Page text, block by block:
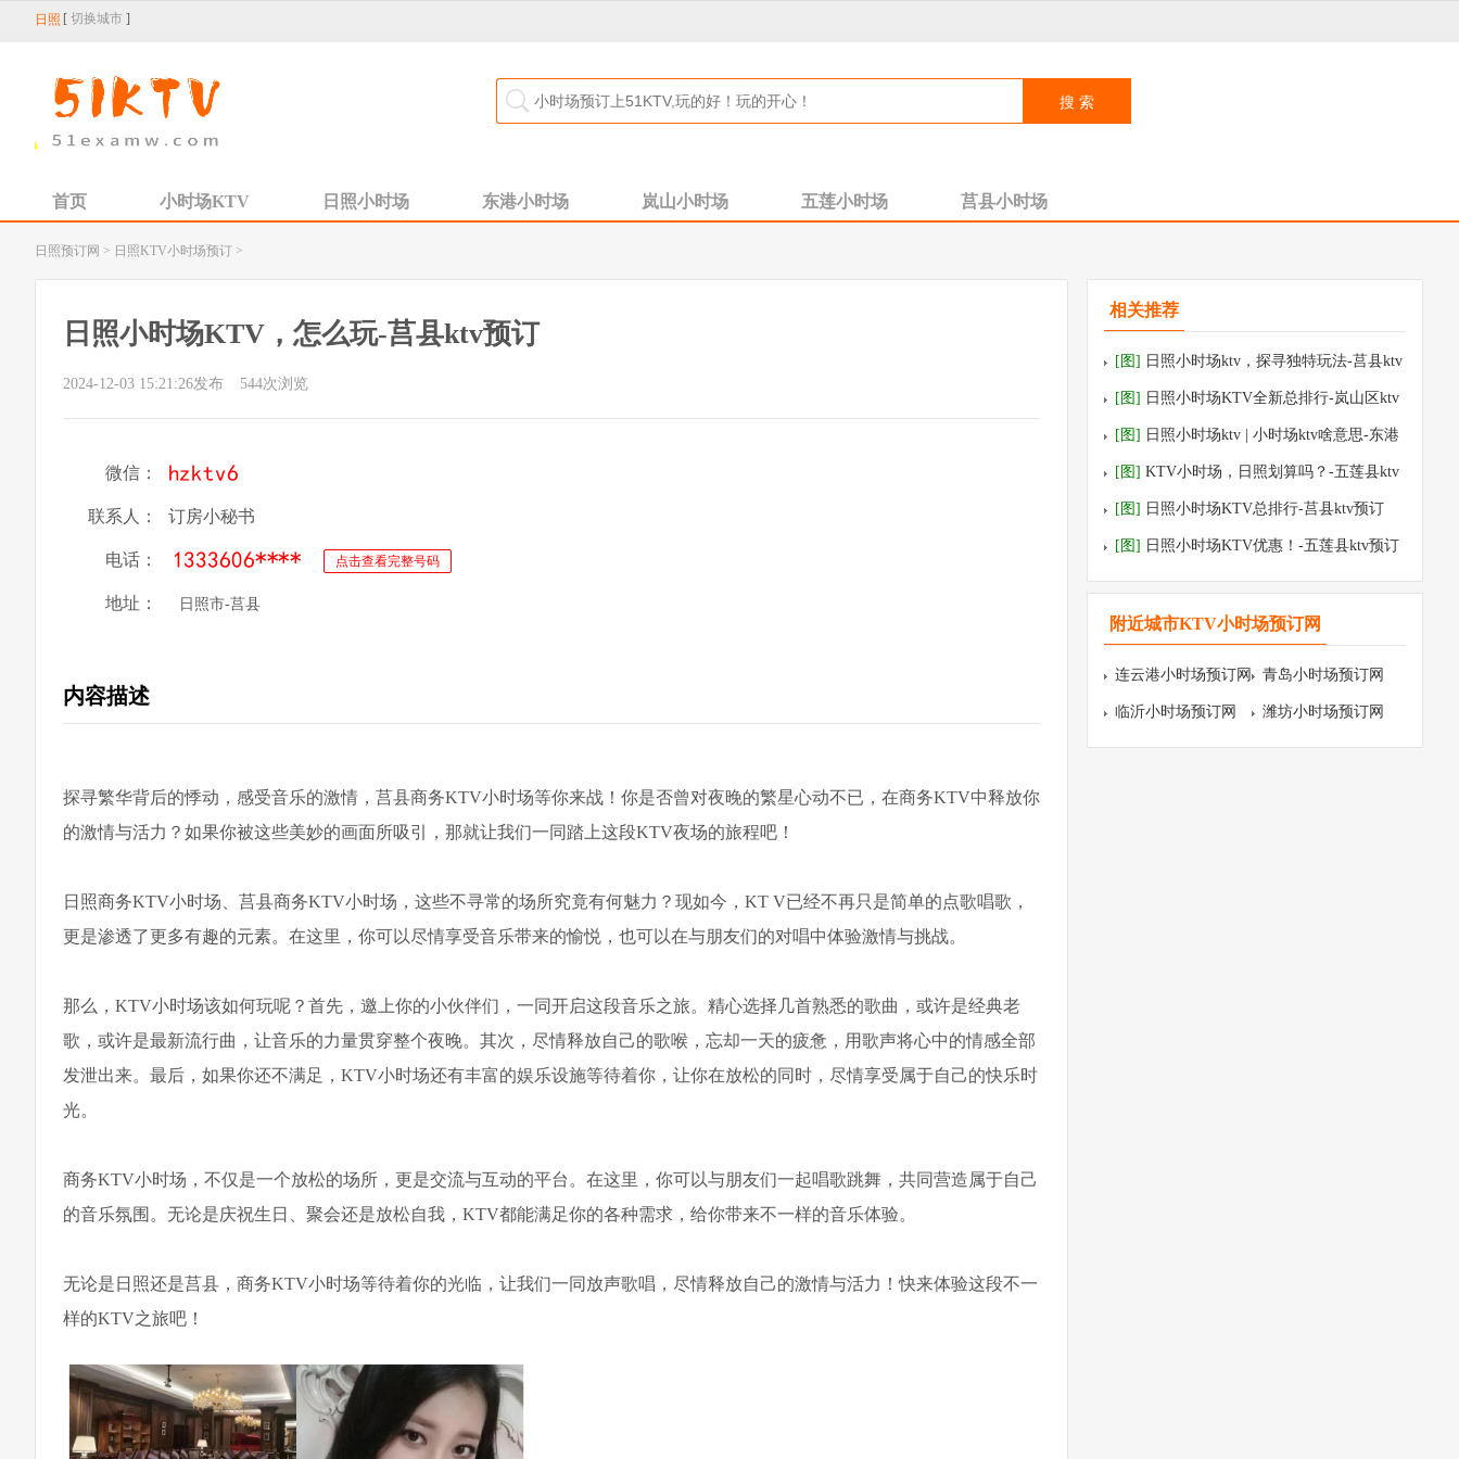
日照 [ 切换城市 ]
首页 小时场KTV 日照小时场 东港小时场 岚山小时场 五莲小时场 莒县小时场
日照预订网 > 日照KTV小时场预订 >
日照小时场KTV，怎么玩-莒县ktv预订
2024-12-03 15:21:26发布 544次浏览
微信：
联系人： 订房小秘书
电话： 点击查看完整号码
地址： 日照市-莒县
内容描述
探寻繁华背后的悸动，感受音乐的激情，莒县商务KTV小时场等你来战！你是否曾对夜晚的繁星心动不已，在商务KTV中释放你
的激情与活力？如果你被这些美妙的画面所吸引，那就让我们一同踏上这段KTV夜场的旅程吧！
日照商务KTV小时场、莒县商务KTV小时场，这些不寻常的场所究竟有何魅力？现如今，KT V已经不再只是简单的点歌唱歌，
更是渗透了更多有趣的元素。在这里，你可以尽情享受音乐带来的愉悦，也可以在与朋友们的对唱中体验激情与挑战。
那么，KTV小时场该如何玩呢？首先，邀上你的小伙伴们，一同开启这段音乐之旅。精心选择几首熟悉的歌曲，或许是经典老
歌，或许是最新流行曲，让音乐的力量贯穿整个夜晚。其次，尽情释放自己的歌喉，忘却一天的疲惫，用歌声将心中的情感全部
发泄出来。最后，如果你还不满足，KTV小时场还有丰富的娱乐设施等待着你，让你在放松的同时，尽情享受属于自己的快乐时
光。
商务KTV小时场，不仅是一个放松的场所，更是交流与互动的平台。在这里，你可以与朋友们一起唱歌跳舞，共同营造属于自己
的音乐氛围。无论是庆祝生日、聚会还是放松自我，KTV都能满足你的各种需求，给你带来不一样的音乐体验。
无论是日照还是莒县，商务KTV小时场等待着你的光临，让我们一同放声歌唱，尽情释放自己的激情与活力！快来体验这段不一
样的KTV之旅吧！
相关推荐
[图] 日照小时场ktv，探寻独特玩法-莒县ktv
预订
[图] 日照小时场KTV全新总排行-岚山区ktv
预订
[图] 日照小时场ktv | 小时场ktv啥意思-东港
区ktv预订
[图] KTV小时场，日照划算吗？-五莲县ktv
预订
[图] 日照小时场KTV总排行-莒县ktv预订
[图] 日照小时场KTV优惠！-五莲县ktv预订
附近城市KTV小时场预订网
连云港小时场预订网 青岛小时场预订网
临沂小时场预订网 潍坊小时场预订网